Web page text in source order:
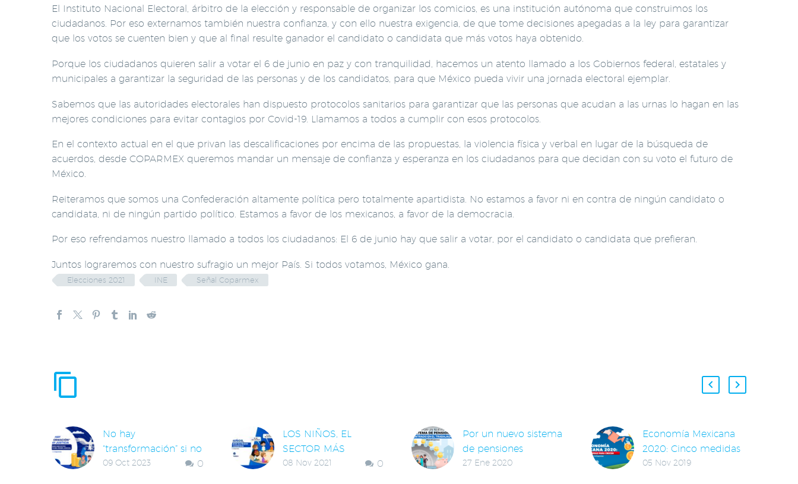
El Instituto Nacional Electoral, árbitro de la elección y responsable de organizar los comicios, es una institución autónoma que construimos los
ciudadanos. Por eso externamos también nuestra confianza, y con ello nuestra exigencia, de que tome decisiones apegadas a la ley para garantizar
que los votos se cuenten bien y que al final resulte ganador el candidato o candidata que más votos haya obtenido.
Porque los ciudadanos quieren salir a votar el 6 de junio en paz y con tranquilidad, hacemos un atento llamado a los Gobiernos federal, estatales y
municipales a garantizar la seguridad de las personas y de los candidatos, para que México pueda vivir una jornada electoral ejemplar.
Sabemos que las autoridades electorales han dispuesto protocolos sanitarios para garantizar que las personas que acudan a las urnas lo hagan en las
mejores condiciones para evitar contagios por Covid-19. Llamamos a todos a cumplir con esos protocolos.
En el contexto actual en el que privan las descalificaciones por encima de las propuestas, la violencia física y verbal en lugar de la búsqueda de
acuerdos, desde COPARMEX queremos mandar un mensaje de confianza y esperanza en los ciudadanos para que decidan con su voto el futuro de
México.
Reiteramos que somos una Confederación altamente política pero totalmente apartidista. No estamos a favor ni en contra de ningún candidato o
candidata, ni de ningún partido político. Estamos a favor de los mexicanos, a favor de la democracia.
Por eso refrendamos nuestro llamado a todos los ciudadanos: El 6 de junio hay que salir a votar, por el candidato o candidata que prefieran.
Juntos lograremos con nuestro sufragio un mejor País. Si todos votamos, México gana.
Elecciones 2021 INE Señal Coparmex
No hay
“transformación” si no
hay justicia.
0
09 Oct 2023
LOS NIÑOS, EL
SECTOR MÁS
OLVIDADO POR EL 0
08 Nov 2021
Por un nuevo sistema
de pensiones
centrado en el
27 Ene 2020
Economía Mexicana
2020: Cinco medidas
para crecer
05 Nov 2019